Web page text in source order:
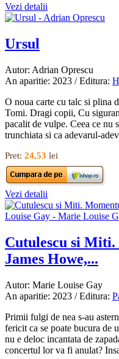
Vezi detalii
Ursul
Autor: Adrian Oprescu
An aparitie: 2023 / Editura:
O noua carte cu talc si plina
Tomi. Dragi copii, Cu
pacalit de vulpe. Ceea ce nu
trunchiata si ca adevarul-
Pret: 24,53 lei
Vezi detalii
Cutulescu si
James Howe,...
Autor: Marie Louise Gay
An aparitie: 2023 / Editura:
Primii fulgi de nea s-au
fericit ca se poate bucura de
nu e deloc incantata de
concertul lor va fi anulat?